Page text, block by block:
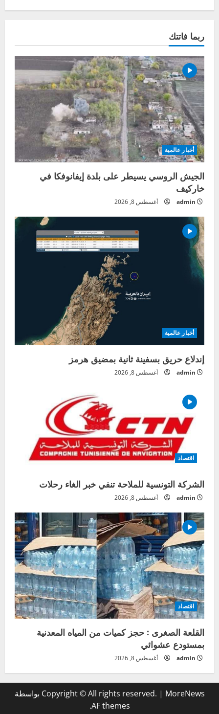
ربما فاتتك
أخبار عالمية
الجيش الروسي يسيطر على بلدة إيفانوفكا في
خاركيف
admin أغسطس 8, 2026
أخبار عالمية
إندلاع حريق بسفينة ثانية بمضيق هرمز
admin أغسطس 8, 2026
اقتصاد
الشركة التونسية للملاحة تنفي خبر الغاء رحلات
admin أغسطس 8, 2026
اقتصاد
القلعة الصغرى : حجز كميات من المياه المعدنية
بمستودع عشوائي
admin أغسطس 8, 2026
Copyright © All rights reserved. | MoreNews
بواسطة
AF themes.